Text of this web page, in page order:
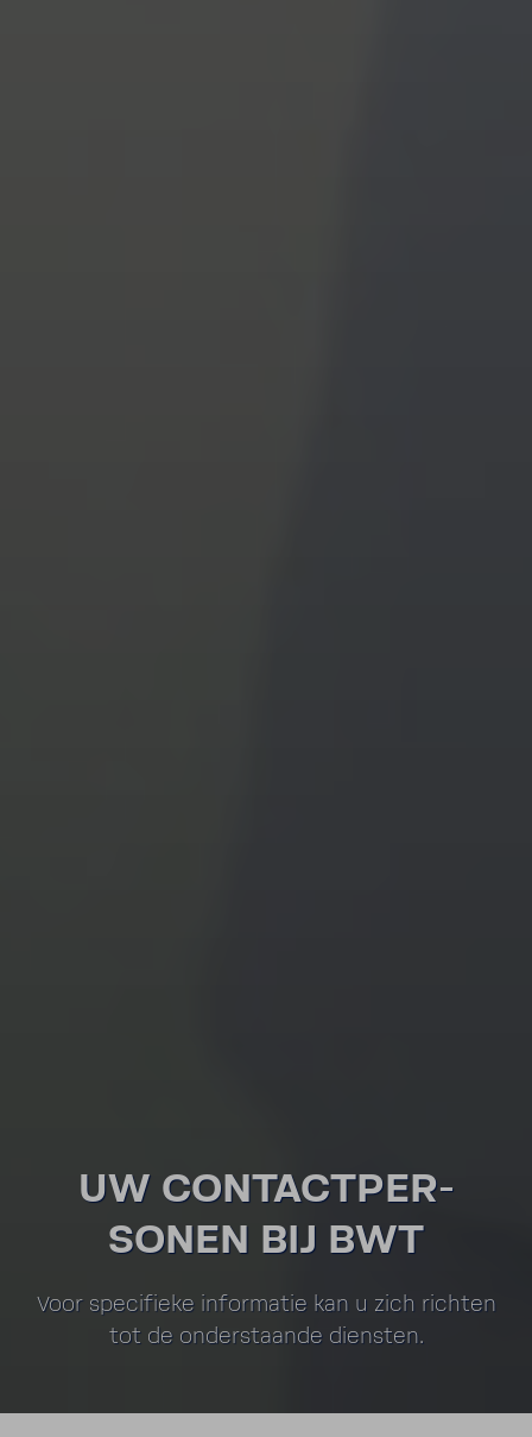
UW CONTACT­PER­
SONEN BIJ BWT
Voor speci­fieke infor­matie kan u zich richten
tot de onder­staande dien­sten.